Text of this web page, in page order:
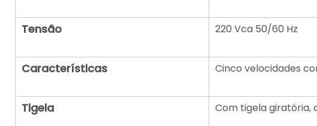
Tensão 220 Vca 50/60 Hz
Características Cinco velocidades
Tigela Com tigela giratória,